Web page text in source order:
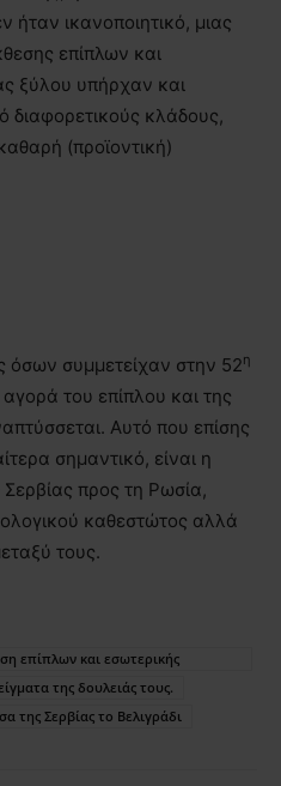
ήταν ικανοποιητικό, μιας
επίπλων και
ξύλου υπήρχαν και
διαφορετικούς κλάδους,
(προϊοντική)
όσων συμμετείχαν στην 52η
του επίπλου και της
Αυτό που επίσης
σημαντικό, είναι η
προς τη Ρωσία,
καθεστώτος αλλά
τους.
επίπλων και εσωτερικής
της δουλειάς τους.
της Σερβίας το Βελιγράδι